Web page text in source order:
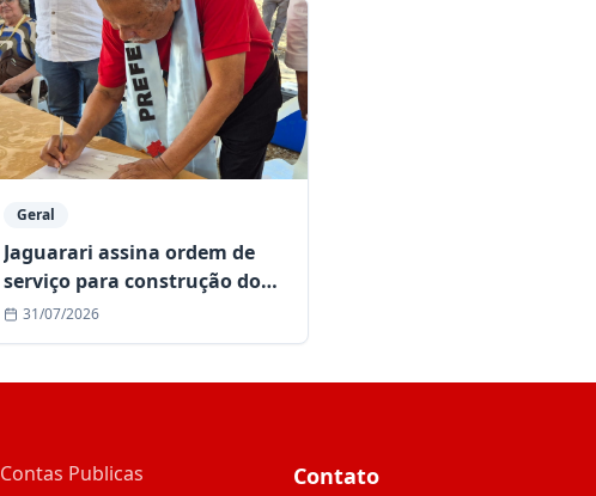
Geral
Jaguarari assina ordem de
serviço para construção do
Centro de Atendimento
Especializado de Pilar
31/07/2026
Contas Publicas
Contato